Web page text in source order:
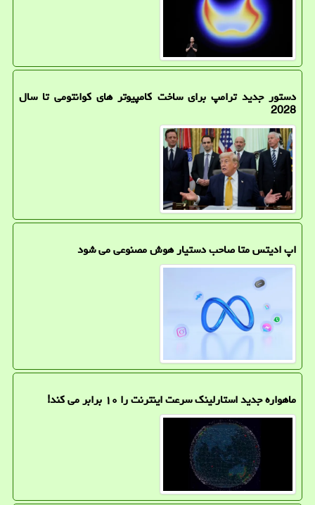
دستور جدید ترامپ برای ساخت کامپیوتر های کوانتومی تا سال
2028
اپ ادیتس متا صاحب دستیار هوش مصنوعی می شود
ماهواره جدید استارلینک سرعت اینترنت را ۱۰ برابر می کند!